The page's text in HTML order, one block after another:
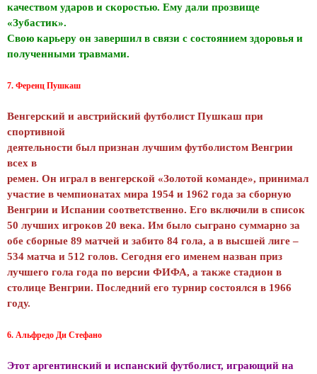
качеством ударов и скоростью. Ему дали прозвище
«Зубастик».
Свою карьеру он завершил в связи с состоянием здоровья и
полученными травмами.
7. Ференц Пушкаш
Венгерский и австрийский футболист Пушкаш при
спортивной
деятельности был признан лучшим футболистом Венгрии
всех в
ремен. Он играл в венгерской «Золотой команде», принимал
участие в чемпионатах мира 1954 и 1962 года за сборную
Венгрии и Испании соответственно. Его включили в список
50 лучших игроков 20 века. Им было сыграно суммарно за
обе сборные 89 матчей и забито 84 гола, а в высшей лиге –
534 матча и 512 голов. Сегодня его именем назван приз
лучшего гола года по версии ФИФА, а также стадион в
столице Венгрии. Последний его турнир состоялся в 1966
году.
6. Альфредо Ди Стефано
Этот аргентинский и испанский футболист, играющий на